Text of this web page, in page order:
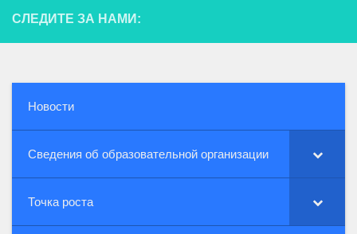
СЛЕДИТЕ ЗА НАМИ:
Новости
Сведения об образовательной организации
Точка роста